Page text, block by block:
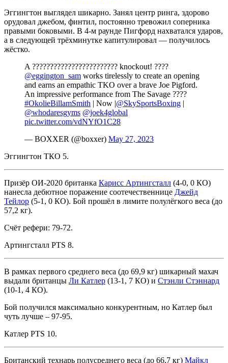
Эггингтон выглядел шикарно. Занял центр ринга, здорово
орудовал джебом, финтил, постоянно тревожил соперника
правыми боковыми. В 4-м раунде Пигфорд нахватался ударов,
а в следующей трёхминутке капитулировал — получилось
жёстко.
A ???????????????????????? knockout! ????
@eggington_sam works tirelessly to create an opening
and earns an empathic TKO over a brave Joe Pigford.
An impressive performance from The Savage ????
#OkolieBillamSmith | Now |@SkySportsBoxing |
@whodaresgyms @joek4global
pic.twitter.com/vdNYfO1C28
— BOXXER (@boxxer) May 27, 2023
Эггингтон ТКО 5.
Призёр ОИ-2020 британка Карисс Артингсталл (4-0, 0 КО)
нанесла дебютное поражение соотечественнице Джейд
Тейлор (5-1, 0 КО). Бой прошёл в лимите полулёгкого веса (до
57,2 кг).
Счёт рефери: 79-72.
Артингсталл PTS 8.
В рамках первого среднего веса (до 69,9 кг) шикарный махач
выдали британцы Ли Катлер (13-1, 7 КО) и Стэнли Стэннард
(10-1, 4 КО).
Бой получился максимально конкурентным, но Катлер был
чуть лучше – 97-95.
Катлер PTS 10.
Британский технарь полусреднего веса (до 66,7 кг) Майкл